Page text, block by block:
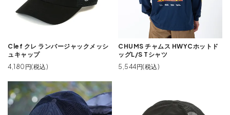
Clef クレ ランバージャックメッシ
ュキャップ
4,180円(税込)
CHUMS チャムス HWYCホットド
ッグL/S Tシャツ
5,544円(税込)